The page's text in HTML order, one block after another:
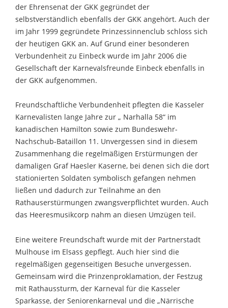
der Ehrensenat der GKK gegründet der
selbstverständlich ebenfalls der GKK angehört. Auch der
im Jahr 1999 gegründete Prinzessinnenclub schloss sich
der heutigen GKK an. Auf Grund einer besonderen
Verbundenheit zu Einbeck wurde im Jahr 2006 die
Gesellschaft der Karnevalsfreunde Einbeck ebenfalls in
der GKK aufgenommen.
Freundschaftliche Verbundenheit pflegten die Kasseler
Karnevalisten lange Jahre zur „ Narhalla 58“ im
kanadischen Hamilton sowie zum Bundeswehr-
Nachschub-Bataillon 11. Unvergessen sind in diesem
Zusammenhang die regelmäßigen Erstürmungen der
damaligen Graf Haesler Kaserne, bei denen sich die dort
stationierten Soldaten symbolisch gefangen nehmen
ließen und dadurch zur Teilnahme an den
Rathauserstürmungen zwangsverpflichtet wurden. Auch
das Heeresmusikcorp nahm an diesen Umzügen teil.
Eine weitere Freundschaft wurde mit der Partnerstadt
Mulhouse im Elsass gepflegt. Auch hier sind die
regelmäßigen gegenseitigen Besuche unvergessen.
Gemeinsam wird die Prinzenproklamation, der Festzug
mit Rathaussturm, der Karneval für die Kasseler
Sparkasse, der Seniorenkarneval und die „Närrische